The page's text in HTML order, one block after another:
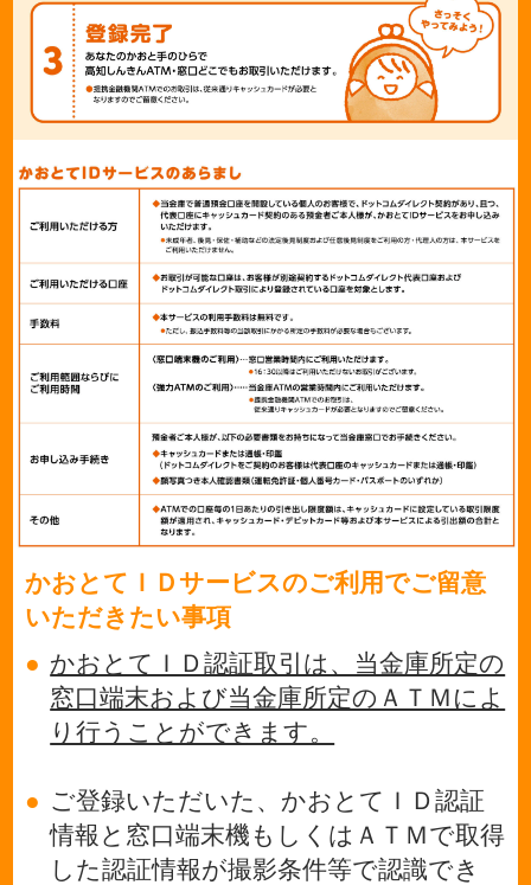
かおとてＩＤサービスのご利用でご留意
いただきたい事項
● かおとてＩＤ認証取引は、当金庫所定の
窓口端末および当金庫所定のＡＴＭによ
り行うことができます。
● ご登録いただいた、かおとてＩＤ認証
情報と窓口端末機もしくはＡＴＭで取得
した認証情報が撮影条件等で認識でき